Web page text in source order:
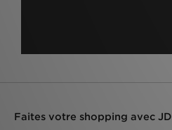
Faites votre shopping avec JD